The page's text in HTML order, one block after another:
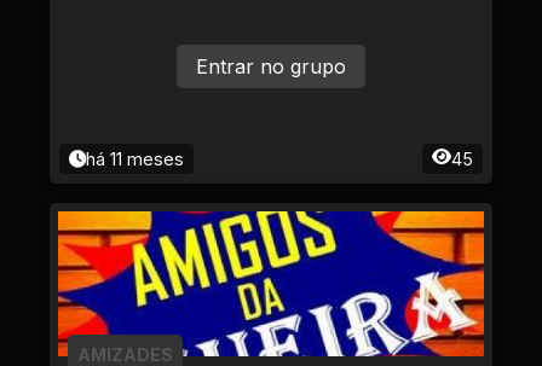
há 11 meses 45
Entrar no grupo
AMIZADES